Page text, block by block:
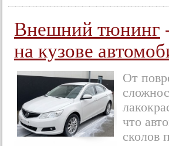
Внешний тюнинг
на кузове
От
что
сколов